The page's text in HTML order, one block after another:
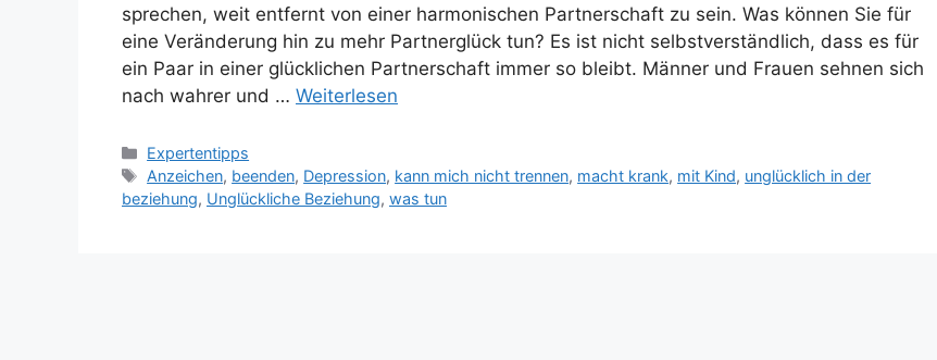
sprechen, weit entfernt von einer harmonischen Partnerschaft zu sein. Was können Sie für
eine Veränderung hin zu mehr Partnerglück tun? Es ist nicht selbstverständlich, dass es für
ein Paar in einer glücklichen Partnerschaft immer so bleibt. Männer und Frauen sehnen sich
nach wahrer und … Weiterlesen
Kategorien
Expertentipps
Schlagwörter
Anzeichen, beenden, Depression, kann mich nicht trennen, macht krank, mit Kind, unglücklich in der
beziehung, Unglückliche Beziehung, was tun